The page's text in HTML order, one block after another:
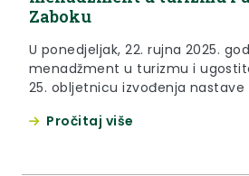
Zaboku
U ponedjeljak, 22. rujna 2025.
menadžment u turizmu i
25. obljetnicu izvođenja nastave
ugostiteljstvu u Opatiji je
Pročitaj više